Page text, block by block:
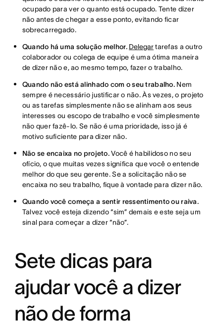
ocupado para ver o quanto está ocupado. Tente dizer
não antes de chegar a esse ponto, evitando ficar
sobrecarregado.
Quando há uma solução melhor. Delegartarefas a outro
colaborador ou colega de equipe é uma ótima maneira
de dizer não e, ao mesmo tempo, fazer o trabalho.
Quando não está alinhado com o seu trabalho. Nem
sempre é necessário justificar o não. Às vezes, o projeto
ou as tarefas simplesmente não se alinham aos seus
interesses ou escopo de trabalho e você simplesmente
não quer fazê-lo. Se não é uma prioridade, isso já é
motivo suficiente para dizer não.
Não se encaixa no projeto.Você é habilidoso no seu
ofício, o que muitas vezes significa que você o entende
melhor do que seu gerente. Se a solicitação não se
encaixa no seu trabalho, fique à vontade para dizer não.
Quando você começa a sentir ressentimento ou raiva.
Talvez você esteja dizendo “sim” demais e este seja um
sinal para começar a dizer “não”.
Sete dicas para
ajudar você a dizer
não de forma